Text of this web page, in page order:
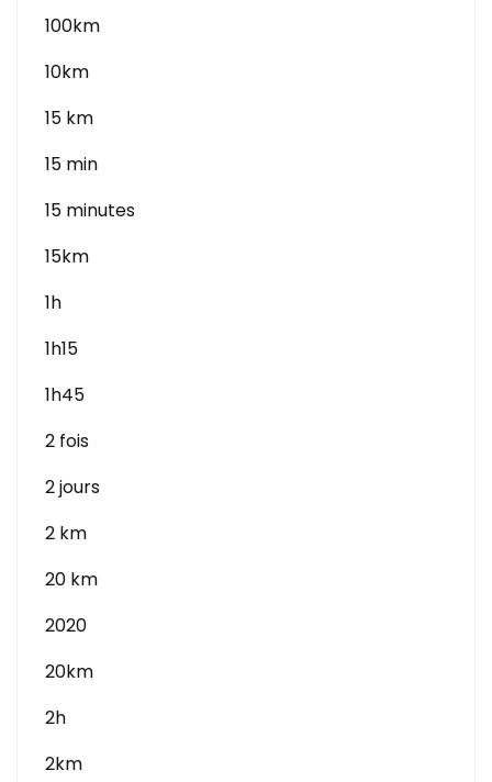
100km
10km
15 km
15 min
15 minutes
15km
1h
1h15
1h45
2 fois
2 jours
2 km
20 km
2020
20km
2h
2km